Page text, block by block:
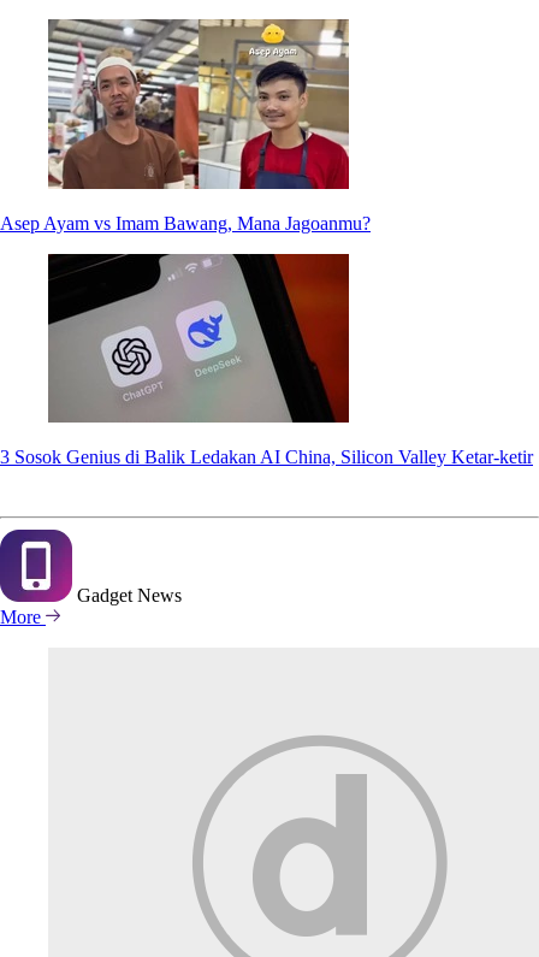
Asep Ayam vs Imam Bawang, Mana Jagoanmu?
3 Sosok Genius di Balik Ledakan AI China, Silicon Valley Ketar-ketir
Gadget News
More